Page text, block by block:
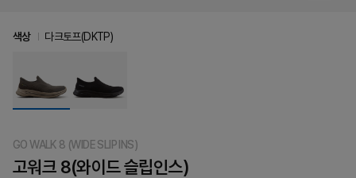
GO WALK 8 (WIDE SLIP INS)
고워크 8(와이드 슬립인스)
색상 다크토프(DKTP)